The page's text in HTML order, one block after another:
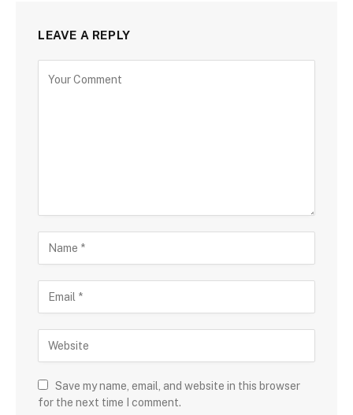
LEAVE A REPLY
Save my name, email, and website in this browser
for the next time I comment.